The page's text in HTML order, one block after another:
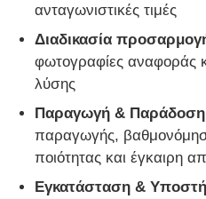
ανταγωνιστικές τιμές
Διαδικασία
φωτογραφίες αναφοράς
λύσης
Παραγωγή &
παραγωγής,
ποιότητας και έγκαιρη
Εγκατάσταση &